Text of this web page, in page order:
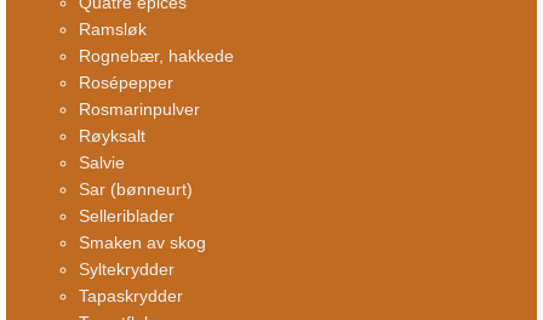
Ramsløk
Rognebær, hakkede
Rosépepper
Rosmarinpulver
Røyksalt
Salvie
Sar (bønneurt)
Selleriblader
Smaken av skog
Syltekrydder
Tapaskrydder